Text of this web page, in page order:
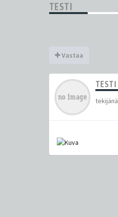
TESTI
Vastaa
TESTI
tekijänä